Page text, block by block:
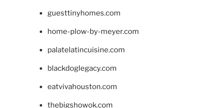
guesttinyhomes.com
home-plow-by-meyer.com
palatelatincuisine.com
blackdoglegacy.com
eatvivahouston.com
thebigshowok.com